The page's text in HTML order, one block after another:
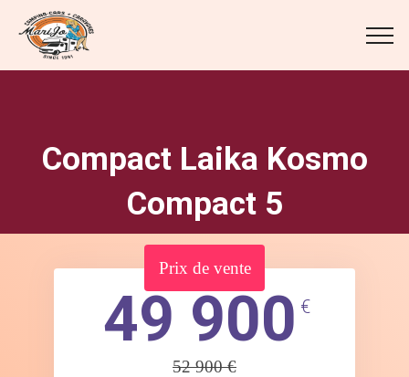
Compact Laika Kosmo
Compact 5
Prix de vente
49 900 €
52 900 €